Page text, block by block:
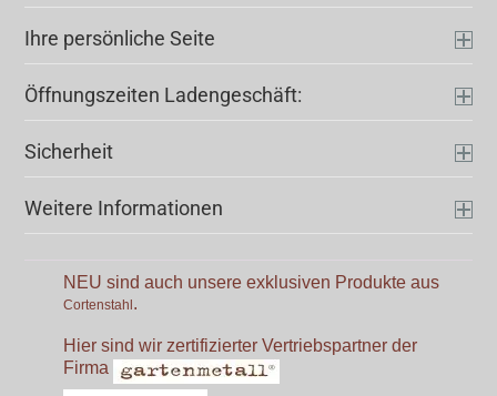
Ihre persönliche Seite
Öffnungszeiten Ladengeschäft:
Sicherheit
Weitere Informationen
NEU sind auch unsere exklusiven Produkte aus
Cortenstahl.
Hier sind wir zertifizierter Vertriebspartner der
Firma